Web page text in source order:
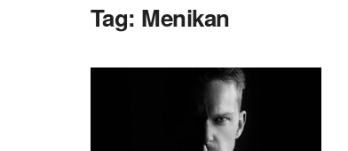
Tag: Menikan